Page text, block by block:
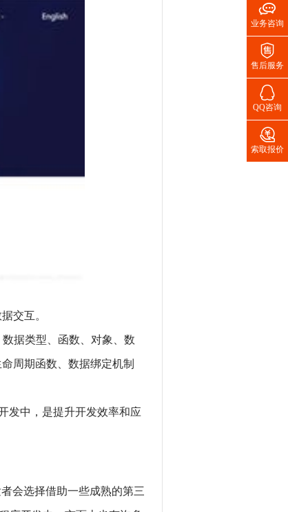
交互。
数据类型、函数、对象、数
周期函数、数据绑定机制
发中，是提升开发效率和应
会选择借助一些成熟的第三

业务咨询

售后服务

QQ咨询

索取报价